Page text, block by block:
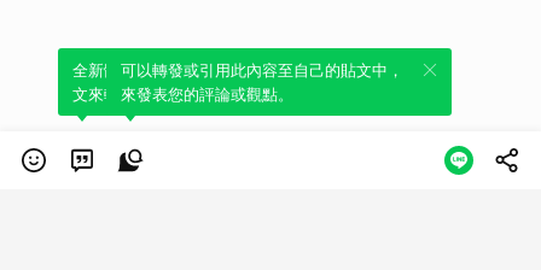
全新體驗！一鍵引用此內容，透過發布貼
文來輕鬆表達個人立場。
可以轉發或引用此內容至自己的貼文中，
來發表您的評論或觀點。